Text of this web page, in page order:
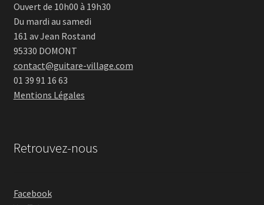
Ouvert de 10h00 à 19h30
Du mardi au samedi
161 av Jean Rostand
95330 DOMONT
contact@guitare-village.com
01 39 91 16 63
Mentions Légales
Retrouvez-nous
Facebook